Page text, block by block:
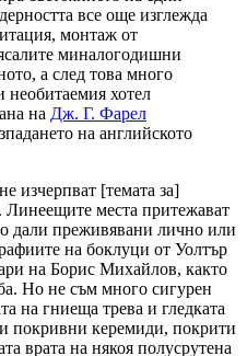
все още изглежда
монтаж от
миналогодишни
а след това много
необитаемия хотел
на Дж. Г. Фарел
на английското
изчерпват [темата за]
Линеещите места притежават
дали преживявани лично или
на боклуци от Уолтър
на Борис Михайлов, както
Но не съм много сигурен
на гниеща трева и гледката
покривни керемиди, покрити
врата на някоя полусрутена